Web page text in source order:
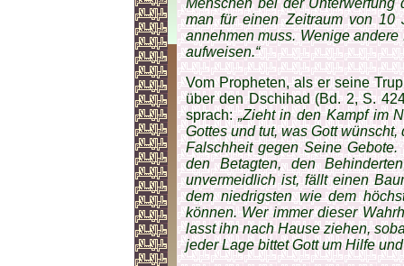
Menschen bei der
man für einen Zeitraum von 10
annehmen muss. Wenige
aufweisen.“
Vom Propheten, als er seine
über den Dschihad (Bd. 2, S.
sprach:„Zieht in den Kampf im
Gottes und tut, was Gott
Falschheit gegen Seine
den Betagten, den
unvermeidlich ist, fällt einen
dem niedrigsten wie dem
können. Wer immer dieser
lasst ihn nach Hause ziehen,
jeder Lage bittet Gott um Hilfe